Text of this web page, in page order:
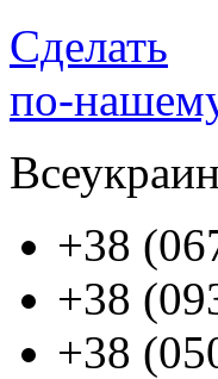
Сделать
по-
+38
+38
+38